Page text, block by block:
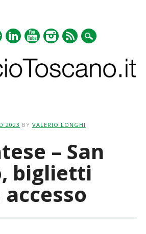
2023 BY VALERIO LONGHI
– San
biglietti